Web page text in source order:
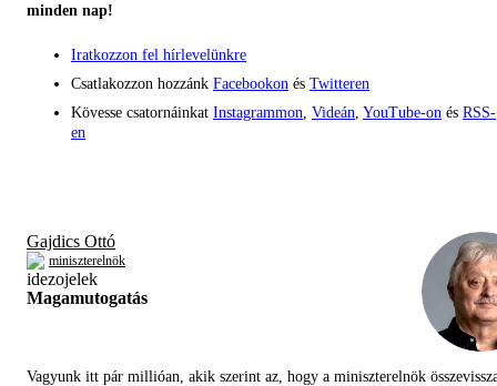
minden nap!
Iratkozzon fel hírlevelünkre
Csatlakozzon hozzánk Facebookon és Twitteren
Kövesse csatornáinkat Instagrammon Videán YouTube-on és RSS-
en
Gajdics Ottó
miniszterelnök
Magamutogatás
Vagyunk itt pár millióan, akik szerint az, hogy a miniszterelnök